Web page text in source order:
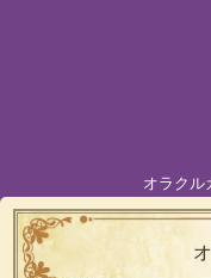
オラクル